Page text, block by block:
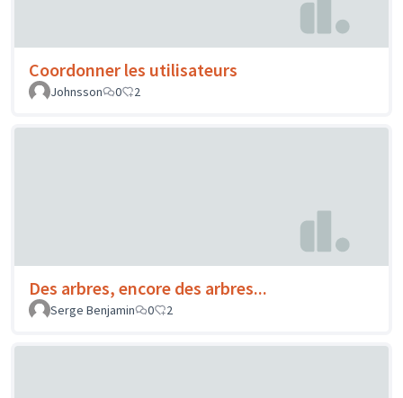
Coordonner les utilisateurs
Johnsson 0 2
Des arbres, encore des arbres...
Serge Benjamin 0 2